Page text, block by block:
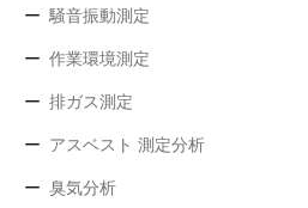
騒音振動測定
作業環境測定
排ガス測定
アスベスト 測定分析
臭気分析